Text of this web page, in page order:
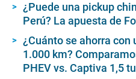
¿Puede una pickup
Perú? La apuesta de
¿Cuánto se ahorra con
1.000 km?
PHEV vs. Captiva 1,5